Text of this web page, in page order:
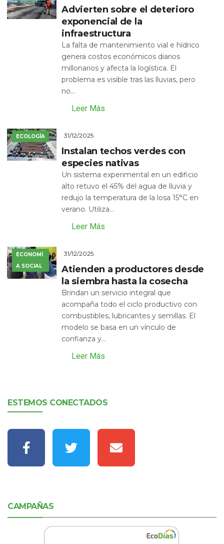
Advierten sobre el deterioro
exponencial de la
infraestructura
La falta de mantenimiento vial e hídrico
genera costos económicos diarios
millonarios y afecta la logística. El
problema es visible tras las lluvias, pero
no...
Leer Más
ECOLOGÍA 31/12/2025
Instalan techos verdes con
especies nativas
Un sistema experimental en un edificio
alto retuvo el 45% del agua de lluvia y
redujo la temperatura de la losa 15°C en
verano. Utiliza...
Leer Más
ECONOMÍ
A SOCIAL
31/12/2025
Atienden a productores desde
la siembra hasta la cosecha
Brindan un servicio integral que
acompaña todo el ciclo productivo con
combustibles, lubricantes y semillas. El
modelo se basa en un vínculo de
confianza y...
Leer Más
ESTEMOS CONECTADOS
CAMPAÑAS